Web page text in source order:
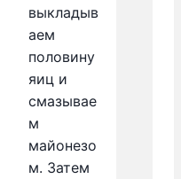
выкладыв
аем
половину
яиц и
смазывае
м
майонезо
м. Затем